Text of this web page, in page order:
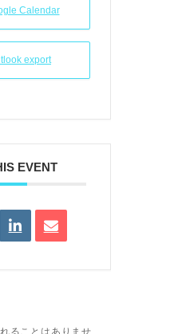
Calendar
export
EVENT
ることはありませ